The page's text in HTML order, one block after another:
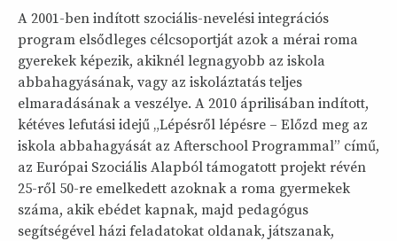
A 2001-ben indított szociális-nevelési integrációs
program elsődleges célcsoportját azok a mérai roma
gyerekek képezik, akiknél legnagyobb az iskola
abbahagyásának, vagy az iskoláztatás teljes
elmaradásának a veszélye. A 2010 áprilisában indított,
kétéves lefutási idejű „Lépésről lépésre – Előzd meg az
iskola abbahagyását az Afterschool Programmal” című,
az Európai Szociális Alapból támogatott projekt révén
25-ről 50-re emelkedett azoknak a roma gyermekek
száma, akik ebédet kapnak, majd pedagógus
segítségével házi feladatokat oldanak, játszanak,